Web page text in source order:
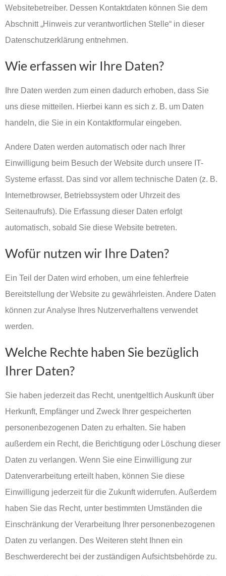
Websitebetreiber. Dessen Kontaktdaten können Sie dem
Abschnitt „Hinweis zur verantwortlichen Stelle“ in dieser
Datenschutzerklärung entnehmen.
Wie erfassen wir Ihre Daten?
Ihre Daten werden zum einen dadurch erhoben, dass Sie
uns diese mitteilen. Hierbei kann es sich z. B. um Daten
handeln, die Sie in ein Kontaktformular eingeben.
Andere Daten werden automatisch oder nach Ihrer
Einwilligung beim Besuch der Website durch unsere IT-
Systeme erfasst. Das sind vor allem technische Daten (z. B.
Internetbrowser, Betriebssystem oder Uhrzeit des
Seitenaufrufs). Die Erfassung dieser Daten erfolgt
automatisch, sobald Sie diese Website betreten.
Wofür nutzen wir Ihre Daten?
Ein Teil der Daten wird erhoben, um eine fehlerfreie
Bereitstellung der Website zu gewährleisten. Andere Daten
können zur Analyse Ihres Nutzerverhaltens verwendet
werden.
Welche Rechte haben Sie bezüglich
Ihrer Daten?
Sie haben jederzeit das Recht, unentgeltlich Auskunft über
Herkunft, Empfänger und Zweck Ihrer gespeicherten
personenbezogenen Daten zu erhalten. Sie haben
außerdem ein Recht, die Berichtigung oder Löschung dieser
Daten zu verlangen. Wenn Sie eine Einwilligung zur
Datenverarbeitung erteilt haben, können Sie diese
Einwilligung jederzeit für die Zukunft widerrufen. Außerdem
haben Sie das Recht, unter bestimmten Umständen die
Einschränkung der Verarbeitung Ihrer personenbezogenen
Daten zu verlangen. Des Weiteren steht Ihnen ein
Beschwerderecht bei der zuständigen Aufsichtsbehörde zu.